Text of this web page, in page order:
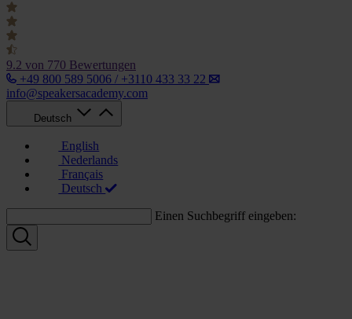
9.2 von 770 Bewertungen
+49 800 589 5006 / +3110 433 33 22
info@speakersacademy.com
Deutsch
English
Nederlands
Français
Deutsch
Einen Suchbegriff eingeben: